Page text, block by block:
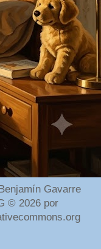
Gavarre
© 2026 por